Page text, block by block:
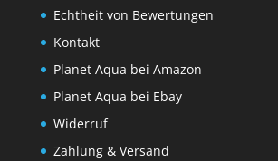
Echtheit von Bewertungen
Kontakt
Planet Aqua bei Amazon
Planet Aqua bei Ebay
Widerruf
Zahlung & Versand